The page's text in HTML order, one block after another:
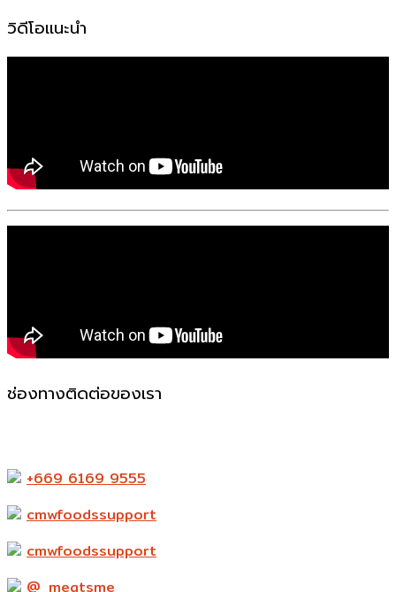
วิดีโอแนะนำ
ช่องทางติดต่อของเรา
+669 6169 9555
cmwfoodssupport
cmwfoodssupport
@_meatsme_